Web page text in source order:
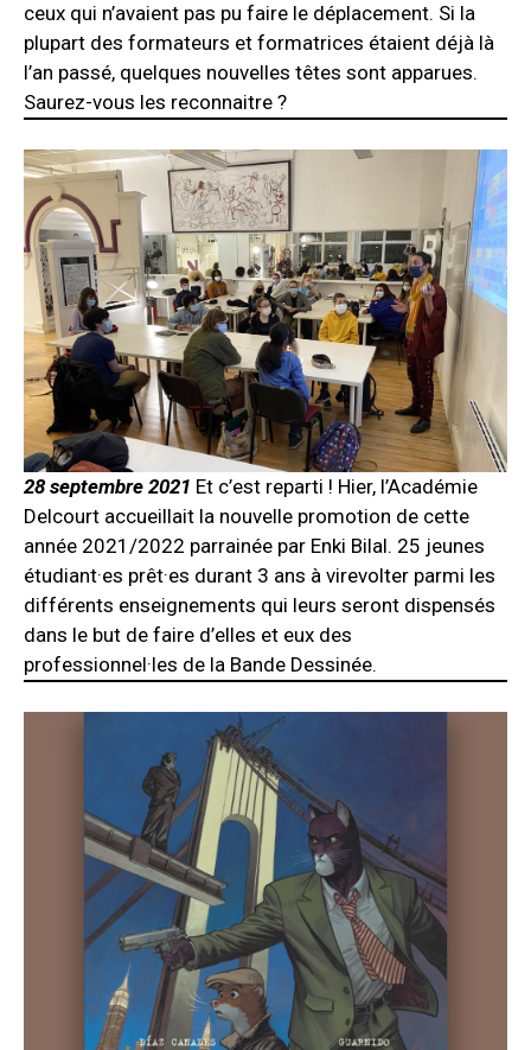
ceux qui n’avaient pas pu faire le déplacement. Si la
plupart des formateurs et formatrices étaient déjà là
l’an passé, quelques nouvelles têtes sont apparues.
Saurez-vous les reconnaitre ?
28 septembre 2021 Et c’est reparti ! Hier, l’Académie
Delcourt accueillait la nouvelle promotion de cette
année 2021/2022 parrainée par Enki Bilal. 25 jeunes
étudiant·es prêt·es durant 3 ans à virevolter parmi les
différents enseignements qui leurs seront dispensés
dans le but de faire d’elles et eux des
professionnel·les de la Bande Dessinée.